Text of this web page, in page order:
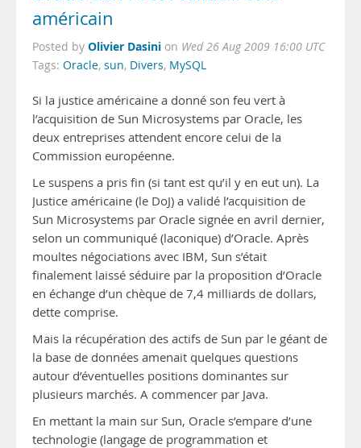
américain
Posted by Olivier Dasini on Wed 26 Aug 2009 16:00 UTC
Tags: Oracle, sun, Divers, MySQL
Si la justice américaine a donné son feu vert à
l’acquisition de Sun Microsystems par Oracle, les
deux entreprises attendent encore celui de la
Commission européenne.
Le suspens a pris fin (si tant est qu’il y en eut un). La
Justice américaine (le DoJ) a validé l’acquisition de
Sun Microsystems par Oracle signée en avril dernier,
selon un communiqué (laconique) d’Oracle. Après
moultes négociations avec IBM, Sun s’était
finalement laissé séduire par la proposition d’Oracle
en échange d’un chèque de 7,4 milliards de dollars,
dette comprise.
Mais la récupération des actifs de Sun par le géant de
la base de données amenait quelques questions
autour d’éventuelles positions dominantes sur
plusieurs marchés. A commencer par Java.
En mettant la main sur Sun, Oracle s’empare d’une
technologie (langage de programmation et